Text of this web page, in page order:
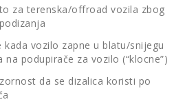
za terenska/offroad vozila zbog
vozilo zapne u blatu/snijegu
podupirače za vozilo (“klocne”)
da se dizalica koristi po